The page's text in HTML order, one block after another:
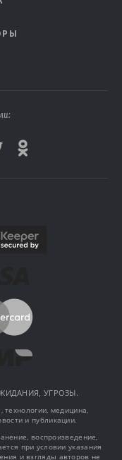
УГРОЗЫ.
технологии, медицина,
и публикации.
воспроизведение,
при условии указания
и взгляды авторов не